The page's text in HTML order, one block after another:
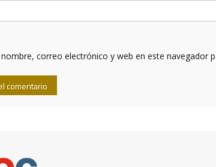
correo electrónico y web en este navegador